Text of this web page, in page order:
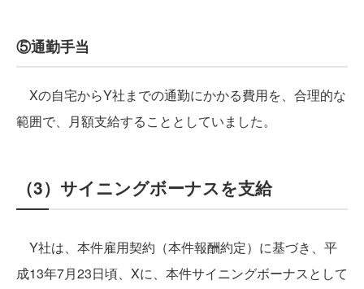
⑤通勤手当
Xの自宅からY社までの通勤にかかる費用を、合理的な
範囲で、月額支給することとしていました。
（3）サイニングボーナスを支給
Y社は、本件雇用契約（本件報酬約定）に基づき、平
成13年7月23日頃、Xに、本件サイニングボーナスとして